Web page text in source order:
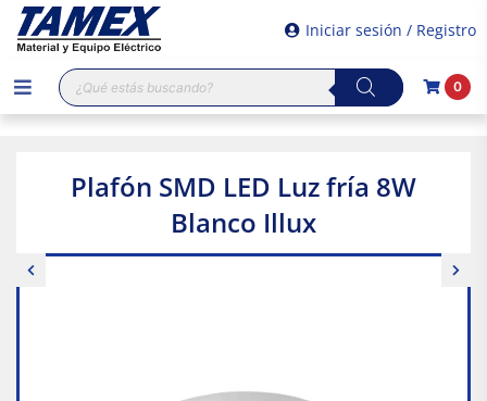
Iniciar sesión / Registro
Búsqueda
de
productos
0
Plafón SMD LED Luz fría 8W
Blanco Illux